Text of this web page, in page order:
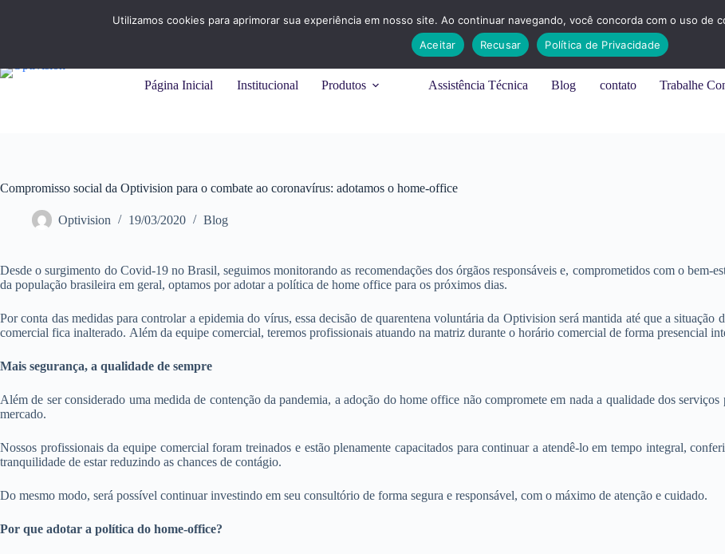
Página Inicial Institucional Produtos Assistência Técnica Blog contato Trabalhe
Compromisso social da Optivision para o combate ao coronavírus: adotamos o home-office
Optivision 19/03/2020 Blog
Desde o surgimento do Covid-19 no Brasil, seguimos monitorando as recomendações dos órgãos responsáveis e, comprometidos com o bem-
da população brasileira em geral, optamos por adotar a política de home office para os próximos dias.
Por conta das medidas para controlar a epidemia do vírus, essa decisão de quarentena voluntária da Optivision será mantida até que a
comercial fica inalterado. Além da equipe comercial, teremos profissionais atuando na matriz durante o horário comercial de forma presencial
Mais segurança, a qualidade de sempre
Além de ser considerado uma medida de contenção da pandemia, a adoção do home office não compromete em nada a qualidade dos
mercado.
Nossos profissionais da equipe comercial foram treinados e estão plenamente capacitados para continuar a atendê-lo em tempo integral,
tranquilidade de estar reduzindo as chances de contágio.
Do mesmo modo, será possível continuar investindo em seu consultório de forma segura e responsável, com o máximo de atenção e cuidado.
Por que adotar a política do home-office?
Utilizamos cookies para aprimorar sua experiência em nosso site. Ao continuar navegando, você concorda com o uso de
Aceitar
Recusar Política de Privacidade